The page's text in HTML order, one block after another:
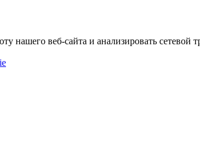
нашего веб-сайта и анализировать сетевой